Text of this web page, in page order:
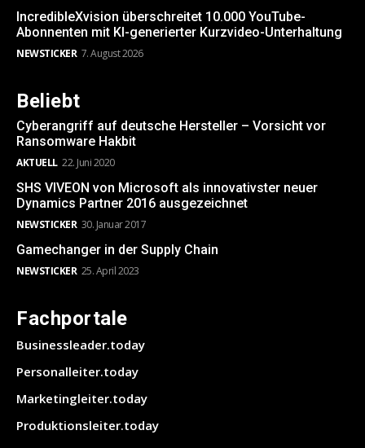
IncredibleXvision überschreitet 10.000 YouTube-
Abonnenten mit KI-generierter Kurzvideo-Unterhaltung
NEWSTICKER 7. August 2026
Beliebt
Cyberangriff auf deutsche Hersteller – Vorsicht vor
Ransomware Hakbit
AKTUELL 22. Juni 2020
SHS VIVEON von Microsoft als innovativster neuer
Dynamics Partner 2016 ausgezeichnet
NEWSTICKER 30. Januar 2017
Gamechanger in der Supply Chain
NEWSTICKER 25. April 2023
Fachportale
Businessleader.today
Personalleiter.today
Marketingleiter.today
Produktionsleiter.today